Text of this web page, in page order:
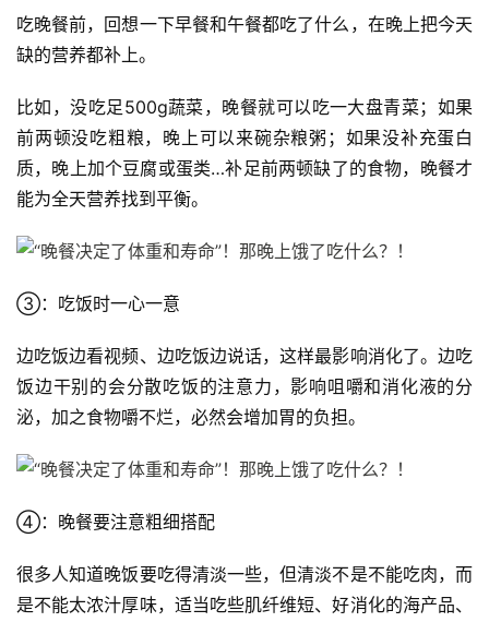
吃晚餐前，回想一下早餐和午餐都吃了什么，在晚上把今天
缺的营养都补上。
比如，没吃足500g蔬菜，晚餐就可以吃一大盘青菜；如果
前两顿没吃粗粮，晚上可以来碗杂粮粥；如果没补充蛋白
质，晚上加个豆腐或蛋类…补足前两顿缺了的食物，晚餐才
能为全天营养找到平衡。
③：吃饭时一心一意
边吃饭边看视频、边吃饭边说话，这样最影响消化了。边吃
饭边干别的会分散吃饭的注意力，影响咀嚼和消化液的分
泌，加之食物嚼不烂，必然会增加胃的负担。
④：晚餐要注意粗细搭配
很多人知道晚饭要吃得清淡一些，但清淡不是不能吃肉，而
是不能太浓汁厚味，适当吃些肌纤维短、好消化的海产品、